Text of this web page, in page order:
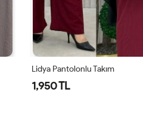
Yazgül Takım
1,950 TL